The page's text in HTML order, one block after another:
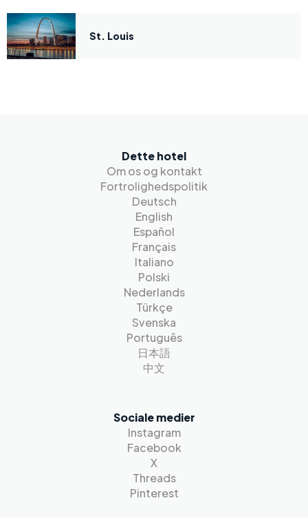
St. Louis
Dette hotel
Om os og kontakt
Fortrolighedspolitik
Deutsch
English
Español
Français
Italiano
Polski
Nederlands
Türkçe
Svenska
Português
日本語
中文
Sociale medier
Instagram
Facebook
X
Threads
Pinterest